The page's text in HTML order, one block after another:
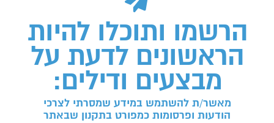
הרשמו ותוכלו להיות
הראשונים לדעת על
מבצעים ודילים:
מאשר/ת להשתמש במידע שמסרתי לצרכי
הודעות ופרסומות כמפורט בתקנון שבאתר